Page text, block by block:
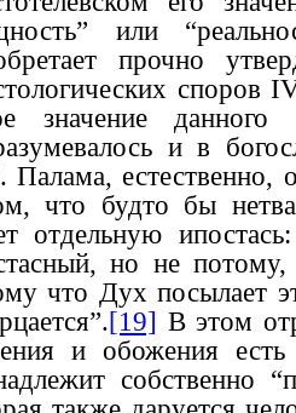
или
прочно
споров
значение
и в
Палама, естественно,
что будто бы
отдельную
но не потому,
что Дух посылает
[19] В этом
и обожения
собственно